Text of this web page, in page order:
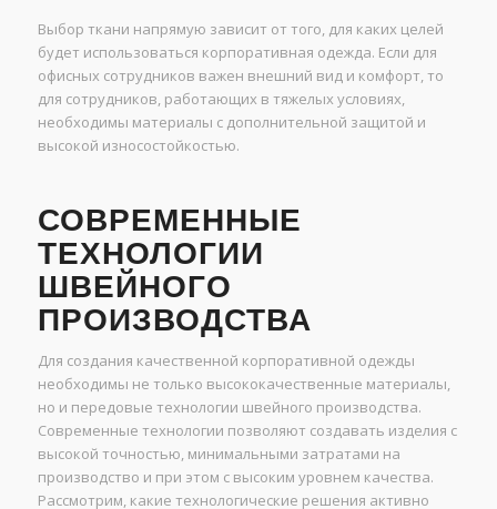
Выбор ткани напрямую зависит от того, для каких целей
будет использоваться корпоративная одежда. Если для
офисных сотрудников важен внешний вид и комфорт, то
для сотрудников, работающих в тяжелых условиях,
необходимы материалы с дополнительной защитой и
высокой износостойкостью.
СОВРЕМЕННЫЕ
ТЕХНОЛОГИИ
ШВЕЙНОГО
ПРОИЗВОДСТВА
Для создания качественной корпоративной одежды
необходимы не только высококачественные материалы,
но и передовые технологии швейного производства.
Современные технологии позволяют создавать изделия с
высокой точностью, минимальными затратами на
производство и при этом с высоким уровнем качества.
Рассмотрим, какие технологические решения активно